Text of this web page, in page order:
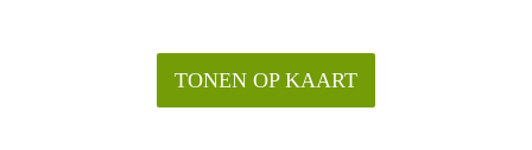
TONEN OP KAART